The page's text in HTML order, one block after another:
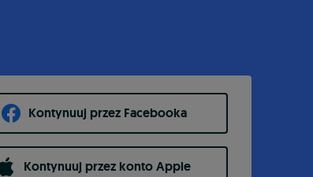
Kontynuuj przez Facebooka
Kontynuuj przez konto Apple